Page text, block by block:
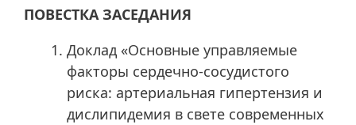
ПОВЕСТКА ЗАСЕДАНИЯ
Доклад «Основные управляемые
факторы сердечно-сосудистого
риска: артериальная гипертензия и
дислипидемия в свете современных